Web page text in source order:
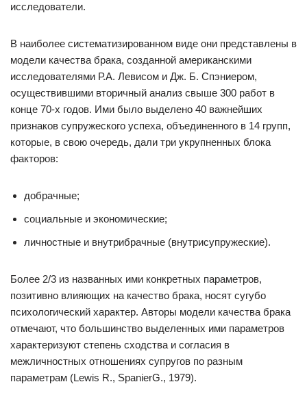
исследователи.
В наиболее систематизированном виде они представлены в
модели качества брака, созданной американскими
исследователями Р.А. Левисом и Дж. Б. Спэниером,
осуществившими вторичный анализ свыше 300 работ в
конце 70-х годов. Ими было выделено 40 важнейших
признаков супружеского успеха, объединенного в 14 групп,
которые, в свою очередь, дали три укрупненных блока
факторов:
добрачные;
социальные и экономические;
личностные и внутрибрачные (внутрисупружеские).
Более 2/3 из названных ими конкретных параметров,
позитивно влияющих на качество брака, носят сугубо
психологический характер. Авторы модели качества брака
отмечают, что большинство выделенных ими параметров
характеризуют степень сходства и согласия в
межличностных отношениях супругов по разным
параметрам (Lewis R., SpanierG., 1979).